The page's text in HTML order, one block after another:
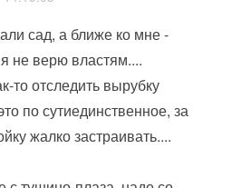
сад, а ближе ко мне -
не верю властям....
то отследить вырубку
по сутиединственное, за
жалко застраивать....